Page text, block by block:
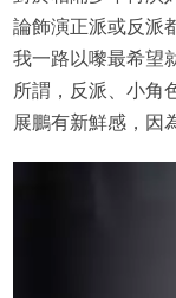
論飾演正派或反派
我一路以嚟最希望
所謂，反派、小角
展鵬有新鮮感，因